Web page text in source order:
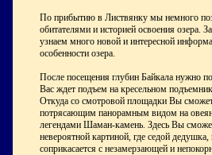
По прибытию в Листвянку мы немного
обитателями и историей освоения озера.
узнаем много новой и интересной
особенности озера.
После посещения глубин Байкала нужно
Вас ждет подъем на кресельном
Откуда со смотровой площадки Вы
потрясающим панорамным видом на
легендами Шаман-камень. Здесь Вы
невероятной картиной, где седой
соприкасается с незамерзающей и